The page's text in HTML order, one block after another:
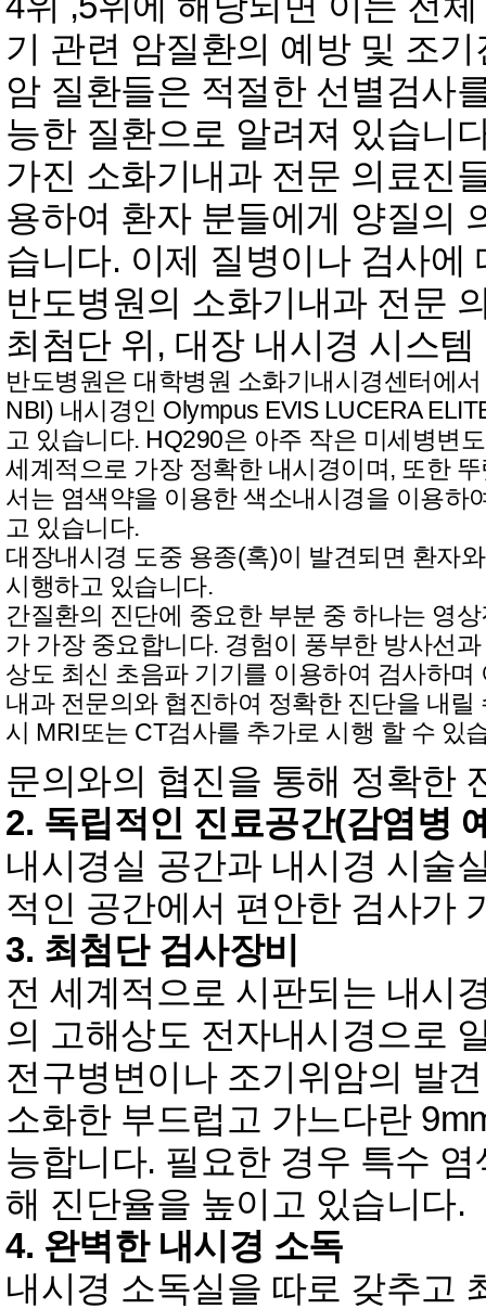
기 관련 암질환의 예방 및 조
암 질환들은 적절한 선별검사
능한 질환으로 알려져 있습니
가진 소화기내과 전문 의료진
용하여 환자 분들에게 양질의
습니다. 이제 질병이나 검사에
반도병원의 소화기내과 전문
최첨단 위, 대장 내시경 시스템
반도병원은 대학병원 소화기내시경센터에
NBI) 내시경인 Olympus EVIS LUCERA
고 있습니다. HQ290은 아주 작은 미세병변
세계적으로 가장 정확한 내시경이며, 또한
서는 염색약을 이용한 색소내시경을 이용하
고 있습니다.
대장내시경 도중 용종(혹)이 발견되면 환자
시행하고 있습니다.
간질환의 진단에 중요한 부분 중 하나는 영
가 가장 중요합니다. 경험이 풍부한 방사선
상도 최신 초음파 기기를 이용하여 검사하며
내과 전문의와 협진하여 정확한 진단을 내릴
시 MRI또는 CT검사를 추가로 시행 할 수 있
문의와의 협진을 통해 정확한
2. 독립적인 진료공간(감염병
내시경실 공간과 내시경 시술
적인 공간에서 편안한 검사가
3. 최첨단 검사장비
전 세계적으로 시판되는 내시
의 고해상도 전자내시경으로
전구병변이나 조기위암의 발
소화한 부드럽고 가느다란
능합니다. 필요한 경우 특수
해 진단율을 높이고 있습니다.
4. 완벽한 내시경 소독
내시경 소독실을 따로 갖추고